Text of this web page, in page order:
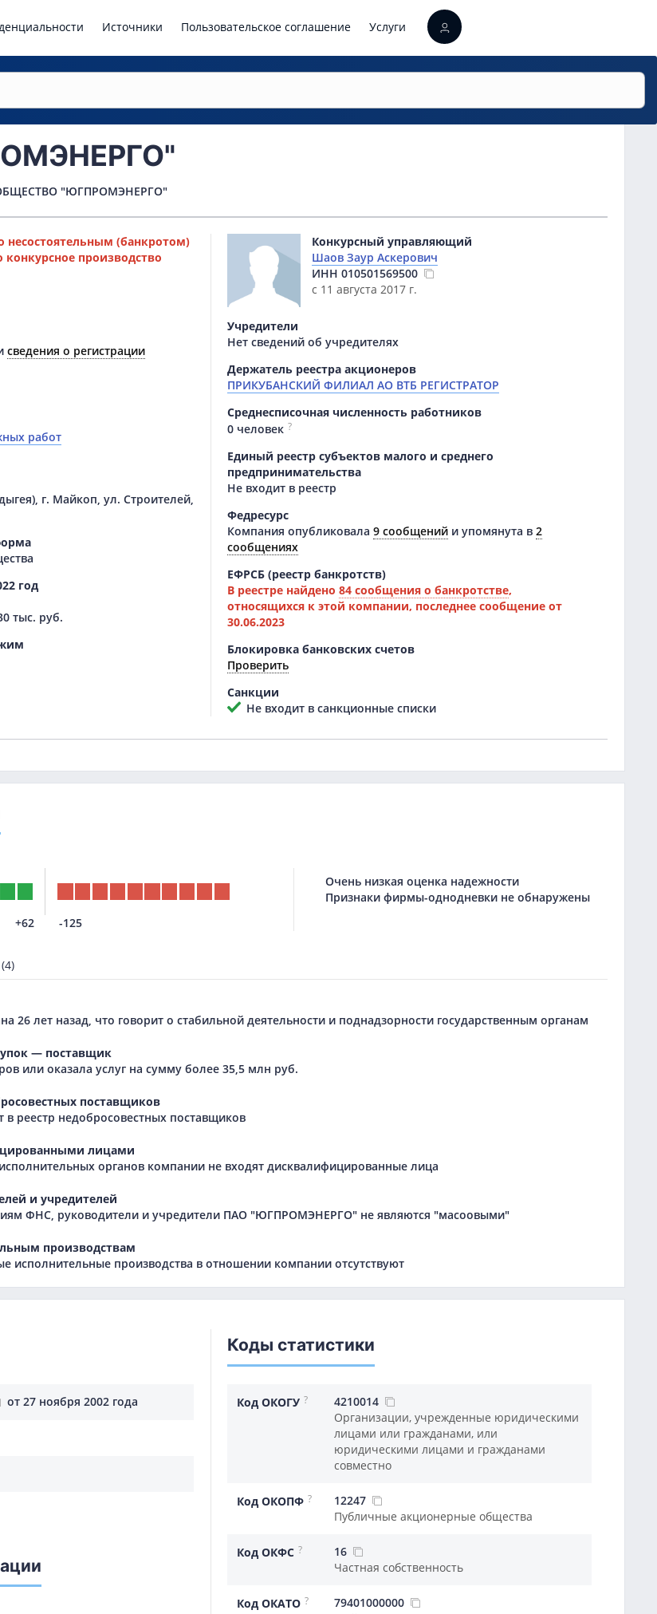
Источники Пользовательское соглашение Услуги
"ЮГПРОМЭНЕРГО"
(банкротом)
производство
сведения о регистрации
работ
г. Майкоп, ул. Строителей,
год
тыс. руб.
Конкурсный управляющий
Шаов Заур Аскерович
ИНН 010501569500
с 11 августа 2017 г.
Учредители
Нет сведений об учредителях
Держатель реестра акционеров
ПРИКУБАНСКИЙ ФИЛИАЛ АО ВТБ РЕГИСТРАТОР
Среднесписочная численность работников
0 человек ?
Единый реестр субъектов малого и среднего
предпринимательства
Не входит в реестр
Федресурс
Компания опубликовала 9 сообщений и упомянута в 2
сообщениях
ЕФРСБ (реестр банкротств)
В реестре найдено 84 сообщения о банкротстве,
относящихся к этой компании, последнее сообщение от
30.06.2023
Блокировка банковских счетов
Проверить
Санкции
Не входит в санкционные списки
+62 -125
Очень низкая оценка надежности
Признаки фирмы-однодневки не обнаружены
26 лет назад, что говорит о стабильной деятельности и поднадзорности государственным органам
— поставщик
или оказала услуг на сумму более 35,5 млн руб.
поставщиков
реестр недобросовестных поставщиков
лицами
органов компании не входят дисквалифицированные лица
и учредителей
ФНС, руководители и учредители ПАО "ЮГПРОМЭНЕРГО" не являются "масоовыми"
производствам
исполнительные производства в отношении компании отсутствуют
от 27 ноября 2002 года
Коды статистики
Код ОКОГУ ?
4210014
Организации, учрежденные юридическими
лицами или гражданами, или
юридическими лицами и гражданами
совместно
Код ОКОПФ ?
12247
Публичные акционерные общества
Код ОКФС ?
16
Частная собственность
Код ОКАТО ?
79401000000